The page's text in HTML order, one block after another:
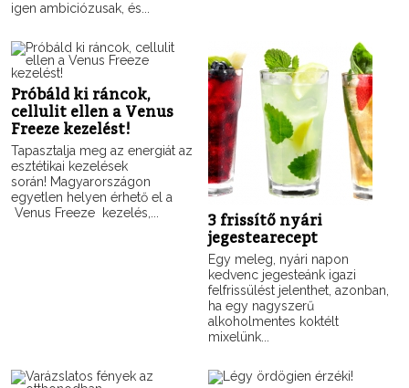
igen ambiciózusak, és...
Próbáld ki ráncok,
cellulit ellen a Venus
Freeze kezelést!
Tapasztalja meg az energiát az
esztétikai kezelések
során! Magyarországon
egyetlen helyen érhető el a
Venus Freeze kezelés,...
3 frissítő nyári
jegestearecept
Egy meleg, nyári napon
kedvenc jegesteánk igazi
felfrissülést jelenthet, azonban,
ha egy nagyszerű
alkoholmentes koktélt
mixelünk...